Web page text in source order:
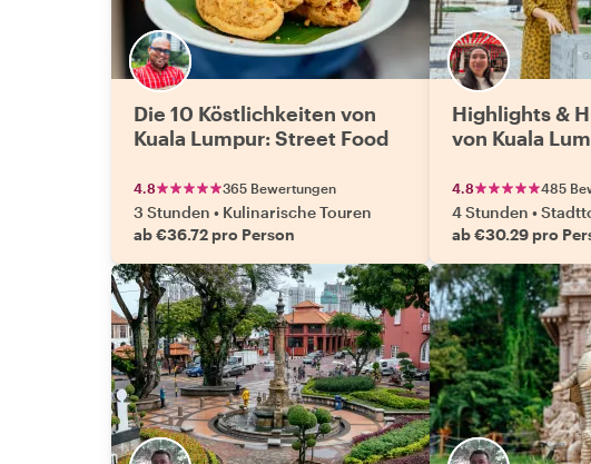
Die 10 Köstlichkeiten von
Kuala Lumpur: Street Food
4.8 365 Bewertungen
3 Stunden • Kulinarische Touren
ab €36.72 pro Person
Highlights &
von Kuala
4.8 485
4 Stunden •
ab €30.29 pro